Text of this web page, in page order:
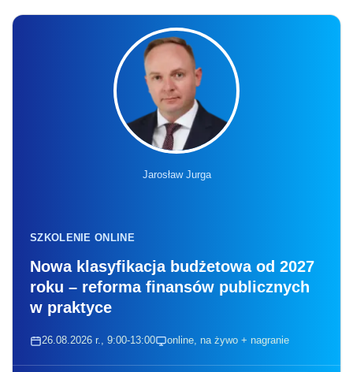
Jarosław Jurga
SZKOLENIE ONLINE
Nowa klasyfikacja budżetowa od 2027
roku – reforma finansów publicznych
w praktyce
26.08.2026 r., 9:00-13:00 online, na żywo + nagranie